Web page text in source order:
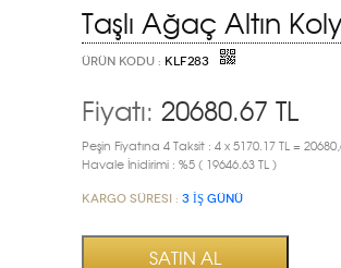
Taşlı Ağaç Altın
ÜRÜN KODU : KLF283
Fiyatı: 20680.67 TL
Peşin Fiyatına 4 Taksit : 4 x 5170.17 TL =
Havale İnidirimi : %5 ( 19646.63 TL )
Kargo Süresi : 3 İŞ GÜNÜ